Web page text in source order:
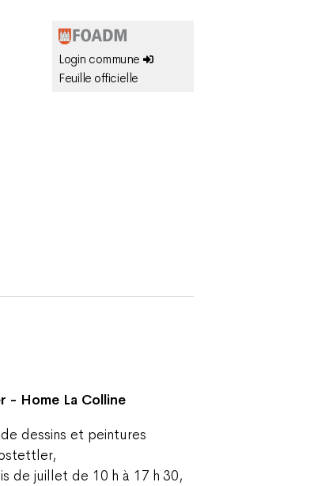
Login commune
Feuille officielle
- Home La Colline
dessins et peintures
de juillet de 10 h à 17 h 30,